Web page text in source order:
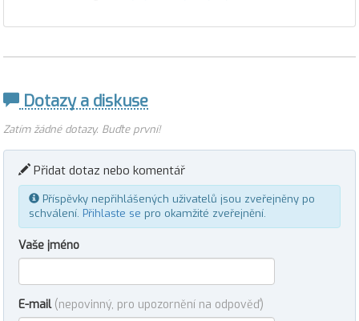
Dotazy a diskuse
Zatím žádné dotazy. Buďte první!
Přidat dotaz nebo komentář
Příspěvky nepřihlášených uživatelů jsou zveřejněny po
schválení. Přihlaste se pro okamžité zveřejnění.
Vaše jméno
E-mail (nepovinný, pro upozornění na odpověď)